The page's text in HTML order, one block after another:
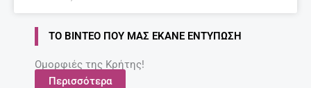
ΤΟ ΒΊΝΤΕΟ ΠΟΥ ΜΑΣ ΈΚΑΝΕ ΕΝΤΎΠΩΣΗ
Ομορφιές της Κρήτης!
Περισσότερα